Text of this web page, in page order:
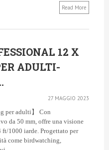
Read More
12 X
ADULTI-
27 MAGGIO 2023
per adulti】 Con
da 50 mm, offre una visione
1000 iarde. Progettato per
come birdwatching,